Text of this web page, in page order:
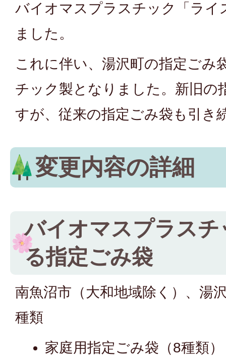
バイオマスプラスチック「ライ
ました。
これに伴い、湯沢町の指定ごみ
チック製となりました。新旧の
すが、従来の指定ごみ袋も引き
変更内容の詳細
バイオマスプラス
る指定ごみ袋
南魚沼市（大和地域除く）、湯
種類
家庭用指定ごみ袋（8種類）